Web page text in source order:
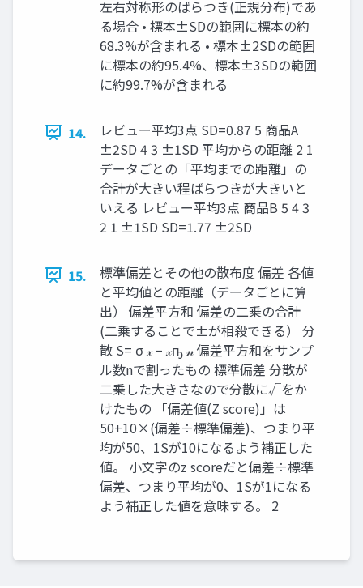
左右対称形のばらつき(正規分布)であ
る場合 • 標本±SDの範囲に標本の約
68.3%が含まれる • 標本±2SDの範囲
に標本の約95.4%、標本±3SDの範囲
に約99.7%が含まれる
14.
レビュー平均3点 SD=0.87 5 商品A
±2SD 4 3 ±1SD 平均からの距離 2 1
データごとの「平均までの距離」の
合計が大きい程ばらつきが大きいと
いえる レビュー平均3点 商品B 5 4 3
2 1 ±1SD SD=1.77 ±2SD
15.
標準偏差とその他の散布度 偏差 各値
と平均値との距離（データごとに算
出） 偏差平方和 偏差の二乗の合計
(二乗することで±が相殺できる） 分
散 S= σ 𝓍 − 𝓍ҧ 𝓃 偏差平方和をサンプ
ル数nで割ったもの 標準偏差 分散が
二乗した大きさなので分散に√をか
けたもの 「偏差値(Z score)」は
50+10×(偏差÷標準偏差)、つまり平
均が50、1Sが10になるよう補正した
値。 小文字のz scoreだと偏差÷標準
偏差、つまり平均が0、1Sが1になる
よう補正した値を意味する。 2